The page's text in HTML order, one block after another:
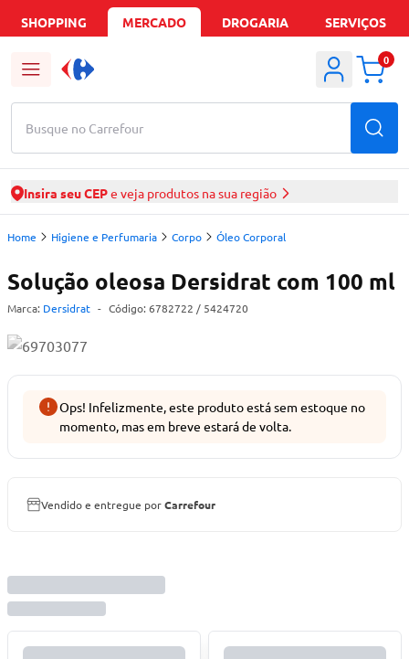
SHOPPING MERCADO DROGARIA SERVIÇOS
Busque no Carrefour
0
Insira seu CEPe veja produtos na sua região
Home Higiene e Perfumaria Corpo Óleo Corporal
Solução oleosa Dersidrat com 100 ml
Marca: Dersidrat - Código: 6782722 / 5424720
Ops! Infelizmente, este produto está sem estoque no
momento, mas em breve estará de volta.
Vendido e entregue porCarrefour